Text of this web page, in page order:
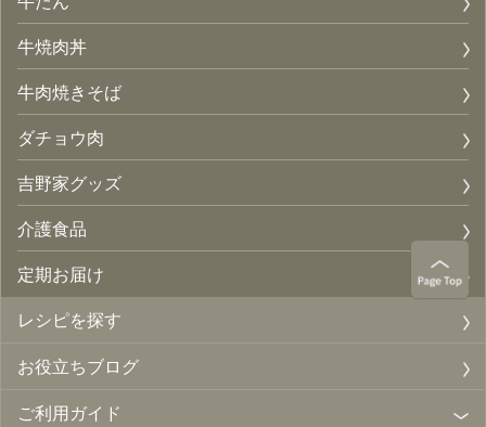
牛焼肉丼
牛肉焼きそば
ダチョウ肉
吉野家グッズ
介護食品
定期お届け
レシピを探す
お役立ちブログ
ご利用ガイド